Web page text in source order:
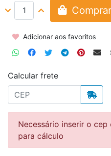
Comprar
Adicionar aos favoritos
Calcular frete
Necessário inserir o
para cálculo